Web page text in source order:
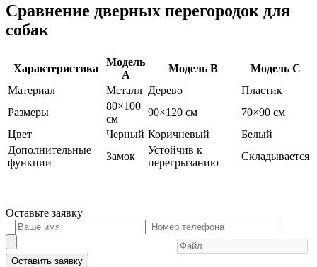
Сравнение дверных перегородок для
собак
Характеристика
Модель
A
Модель B
Модель C
Материал
Металл Дерево
Пластик
Размеры
80×100
см
90×120 см
70×90 см
Цвет
Черный Коричневый
Белый
Дополнительные
функции
Замок
Устойчив к
перегрызанию
Складывается
Оставьте заявку
Оставить заявку